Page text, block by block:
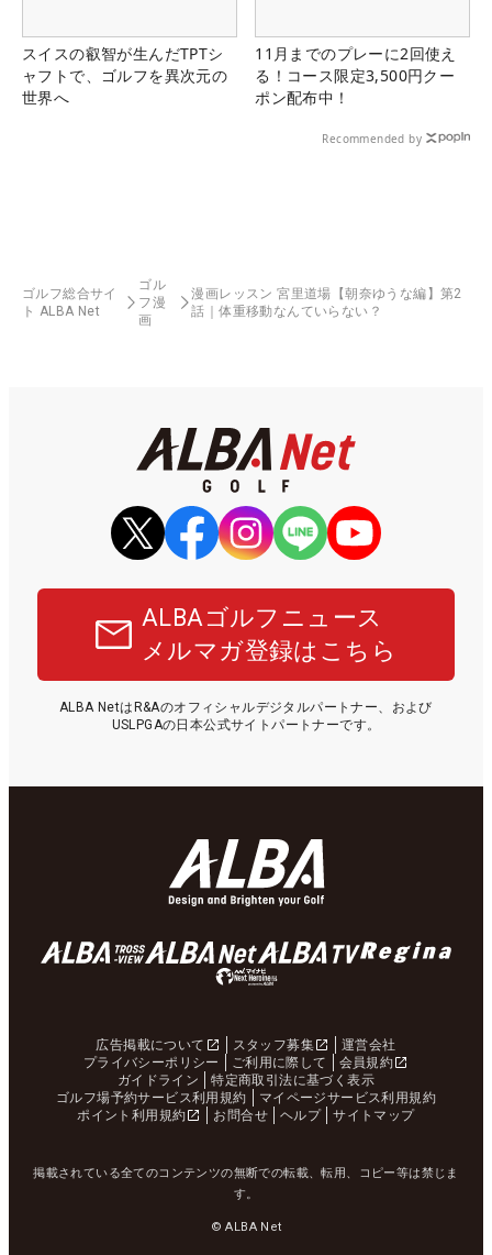
スイスの叡智が生んだTPTシ
ャフトで、ゴルフを異次元の
世界へ
11月までのプレーに2回使え
る！コース限定3,500円クー
ポン配布中！
Recommended by
ゴルフ総合サイ
ト ALBA Net
ゴル
フ漫
画
漫画レッスン 宮里道場【朝奈ゆうな編】第2
話｜体重移動なんていらない？
ALBAゴルフニュース
メルマガ登録はこちら
ALBA NetはR&Aのオフィシャルデジタルパートナー、および
USLPGAの日本公式サイトパートナーです。
広告掲載について スタッフ募集
運営会社
プライバシーポリシー
ご利用に際して
会員規約
ガイドライン
特定商取引法に基づく表示
ゴルフ場予約サービス利用規約
マイページサービス利用規約
ポイント利用規約
お問合せ ヘルプ サイトマップ
掲載されている全てのコンテンツの無断での転載、転用、コピー等は禁じま
す。
© ALBA Net